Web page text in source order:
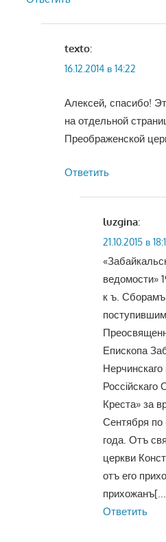
texto:
16.12.2014 в 14:22
Алексей, спасибо!
на отдельной
Преображенской
Ответить
luzgina:
21.10.2015 в
ведомости»
к ъ. Сборамъ
Епископа
Креста» за
Сентября
года. Отъ
церкви
отъ его
прихожанъ
Ответить